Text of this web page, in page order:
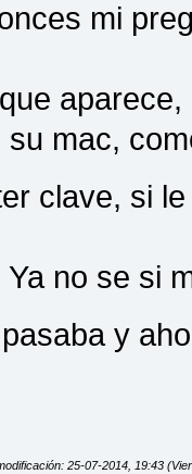
mi
su mac,
clave, si
Ya no se si
y
25-07-2014, 19:43